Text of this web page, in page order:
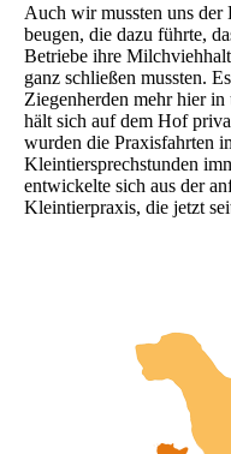
Auch wir mussten uns
beugen, die dazu führte,
Betriebe ihre
ganz schließen mussten.
Ziegenherden mehr hier
hält sich auf dem Hof
wurden die Praxisfahrten
Kleintiersprechstunden
entwickelte sich aus der
Kleintierpraxis, die jetzt